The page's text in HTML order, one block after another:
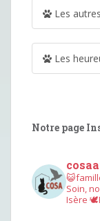
Les
Les
Notre page
Soin,
Isère